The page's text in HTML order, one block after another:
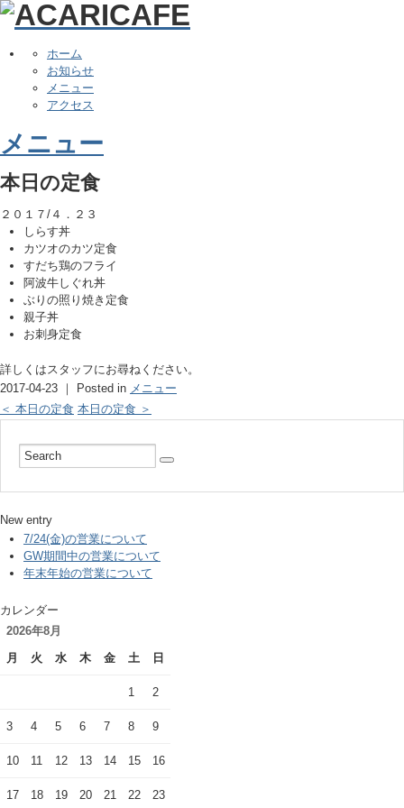
ホーム
お知らせ
メニュー
アクセス
メニュー
本日の定食
２０１７/４．２３
しらす丼
カツオのカツ定食
すだち鶏のフライ
阿波牛しぐれ丼
ぶりの照り焼き定食
親子丼
お刺身定食
詳しくはスタッフにお尋ねください。
2017-04-23 ｜ Posted in メニュー
＜ 本日の定食 本日の定食 ＞
New entry
7/24(金)の営業について
GW期間中の営業について
年末年始の営業について
カレンダー
2026年8月
月
火 水 木 金 土 日
1 2
3 4 5 6 7 8 9
10 11 12 13 14 15 16
17 18 19 20 21 22 23